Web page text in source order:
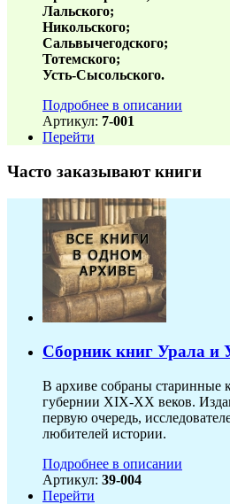
Лальского;
Никольского;
Сальвычегодского;
Тотемского;
Усть-Сысольского.
Подробнее в описании
Артикул: 7-001
Перейти
Часто заказывают книги
Сборник книг Урала и
В архиве собраны старинные
губернии XIX-ХХ веков.
первую очередь,
любителей истории.
Подробнее в описании
Артикул: 39-004
Перейти